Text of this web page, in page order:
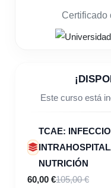
Certificado
Este curso está
TCAE:
NUTRICIÓN
60,00 €105,00 €